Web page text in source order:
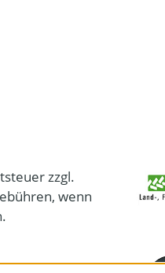
zzgl.
wenn